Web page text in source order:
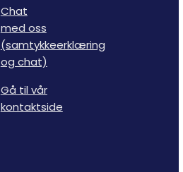
Chat
med oss
(samtykkeerklæring
og chat)
Gå til vår
kontaktside